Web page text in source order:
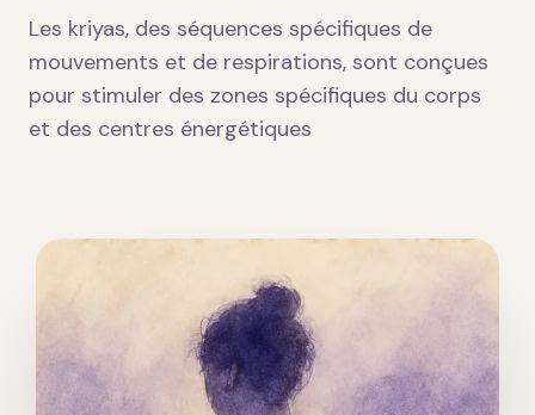
Les kriyas, des séquences spécifiques de
mouvements et de respirations, sont conçues
pour stimuler des zones spécifiques du corps
et des centres énergétiques